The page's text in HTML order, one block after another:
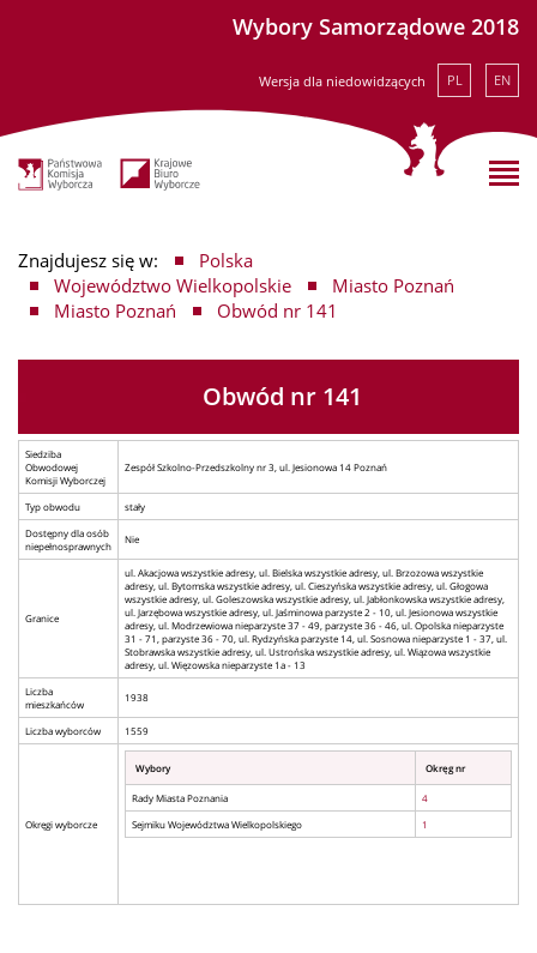
Wybory Samorządowe 2018
Wersja dla niedowidzących PL EN
Znajdujesz się w:
Polska
Województwo Wielkopolskie
Miasto Poznań
Miasto Poznań
Obwód nr 141
Obwód nr 141
Siedziba
Obwodowej
Komisji Wyborczej
Zespół Szkolno-Przedszkolny nr 3, ul. Jesionowa 14 Poznań
Typ obwodu
stały
Dostępny dla osób
niepełnosprawnych
Nie
Granice
ul. Akacjowa wszystkie adresy, ul. Bielska wszystkie adresy, ul. Brzozowa wszystkie
adresy, ul. Bytomska wszystkie adresy, ul. Cieszyńska wszystkie adresy, ul. Głogowa
wszystkie adresy, ul. Goleszowska wszystkie adresy, ul. Jabłonkowska wszystkie adresy,
ul. Jarzębowa wszystkie adresy, ul. Jaśminowa parzyste 2 - 10, ul. Jesionowa wszystkie
adresy, ul. Modrzewiowa nieparzyste 37 - 49, parzyste 36 - 46, ul. Opolska nieparzyste
31 - 71, parzyste 36 - 70, ul. Rydzyńska parzyste 14, ul. Sosnowa nieparzyste 1 - 37, ul.
Stobrawska wszystkie adresy, ul. Ustrońska wszystkie adresy, ul. Wiązowa wszystkie
adresy, ul. Więzowska nieparzyste 1a - 13
Liczba
mieszkańców
1938
Liczba wyborców 1559
Okręgi wyborcze
Wybory Okręg nr
Rady Miasta Poznania
4
Sejmiku Województwa Wielkopolskiego
1